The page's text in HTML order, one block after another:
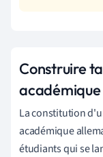
Construire
La constitution
académique
étudiants qui se